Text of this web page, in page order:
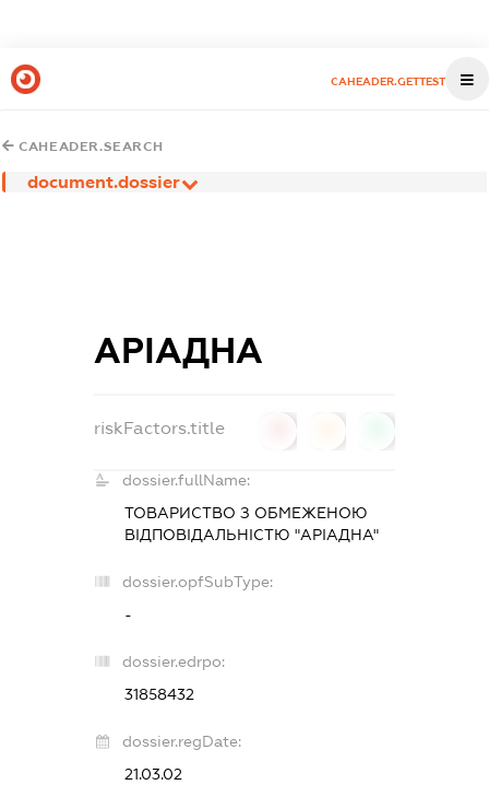
CAHEADER.GETTEST
CAHEADER.SEARCH
document.dossier
АРІАДНА
riskFactors.title
dossier.fullName:
ТОВАРИСТВО З ОБМЕЖЕНОЮ
ВІДПОВІДАЛЬНІСТЮ "АРІАДНА"
dossier.opfSubType:
-
dossier.edrpo:
31858432
dossier.regDate:
21.03.02